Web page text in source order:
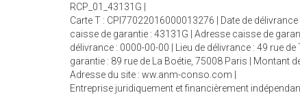
RCP_01_43131G |
Carte T : CPI77022016000013276 | Date de
caisse de garantie : 43131G | Adresse caisse de
délivrance : 0000-00-00 | Lieu de délivrance : 49 rue
garantie : 89 rue de La Boétie, 75008 Paris | Montant
Adresse du site : ww.anm-conso.com
Entreprise juridiquement et financièrement